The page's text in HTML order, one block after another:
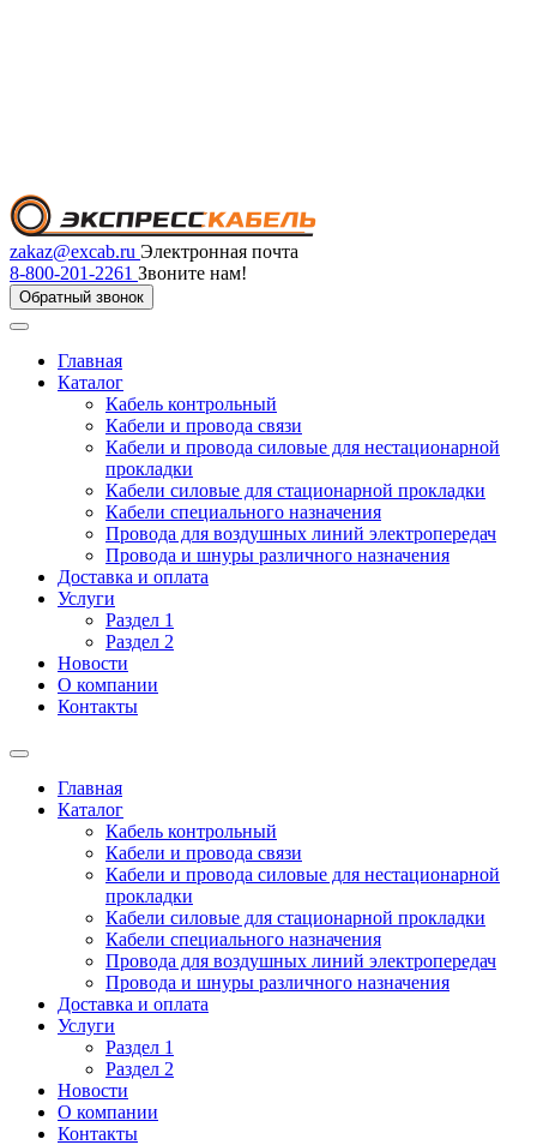
zakaz@excab.ru Электронная почта
8-800-201-2261 Звоните нам!
Обратный звонок
Главная
Каталог
Кабель контрольный
Кабели и провода связи
Кабели и провода силовые для нестационарной
прокладки
Кабели силовые для стационарной прокладки
Кабели специального назначения
Провода для воздушных линий электропередач
Провода и шнуры различного назначения
Доставка и оплата
Услуги
Раздел 1
Раздел 2
Новости
О компании
Контакты
Главная
Каталог
Кабель контрольный
Кабели и провода связи
Кабели и провода силовые для нестационарной
прокладки
Кабели силовые для стационарной прокладки
Кабели специального назначения
Провода для воздушных линий электропередач
Провода и шнуры различного назначения
Доставка и оплата
Услуги
Раздел 1
Раздел 2
Новости
О компании
Контакты